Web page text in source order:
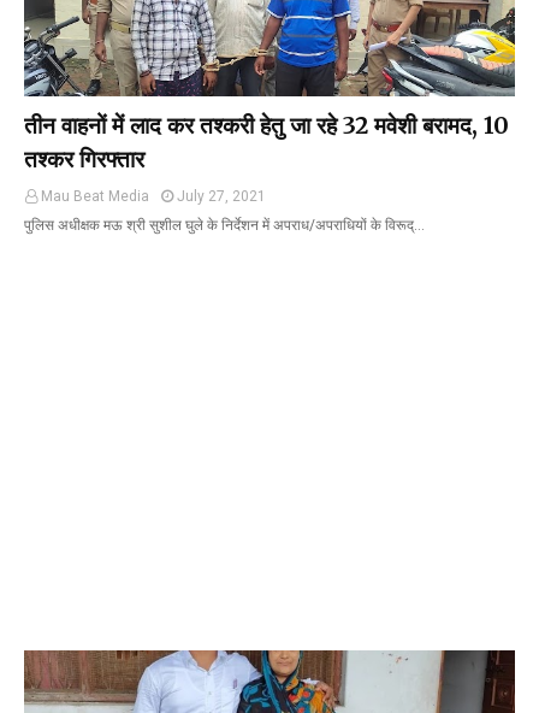
तीन वाहनों में लाद कर तश्करी हेतु जा रहे 32 मवेशी बरामद, 10
तश्कर गिरफ्तार
Mau Beat Media
July 27, 2021
पुलिस अधीक्षक मऊ श्री सुशील घुले के निर्देशन में अपराध/अपराधियों के विरूद्…